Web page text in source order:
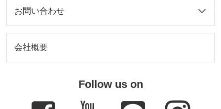
お問い合わせ
会社概要
Follow us on